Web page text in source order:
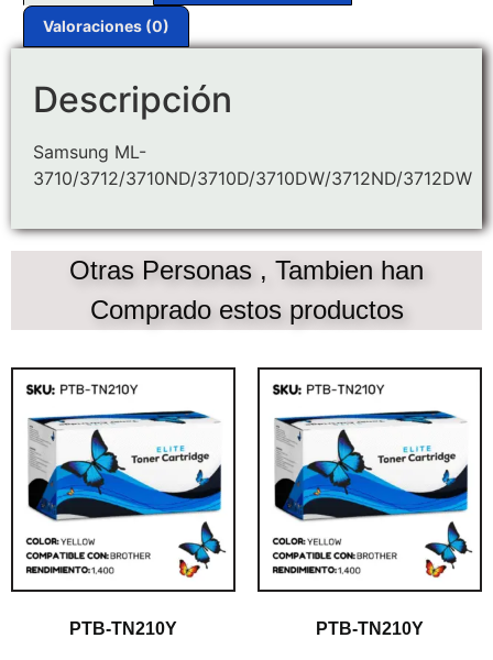
Valoraciones (0)
Descripción
Samsung ML-
3710/3712/3710ND/3710D/3710DW/3712ND/3712DW
Otras Personas , Tambien han
Comprado estos productos
PTB-TN210Y PTB-TN210Y